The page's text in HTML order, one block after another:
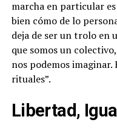
marcha en particular
bien cómo de lo
deja de ser un trolo en
que somos un
nos podemos
rituales”.
Libertad,